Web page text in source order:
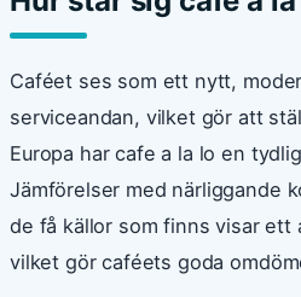
Caféet ses som ett nytt,
serviceandan, vilket gör att
Europa har cafe a la lo en
Jämförelser med närliggande
de få källor som finns visar
vilket gör caféets goda